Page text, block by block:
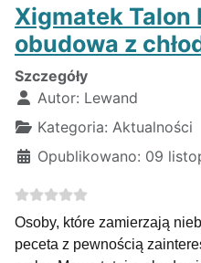
Xigmatek Talon
obudowa z
Szczegóły
Autor: Lewand
Kategoria: Aktualności
Opublikowano: 09
Osoby, które zamierzają
peceta z pewnością